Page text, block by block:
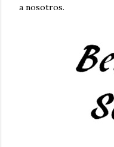
a nosotros.